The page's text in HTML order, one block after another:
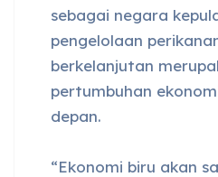
sebagai negara
pengelolaan
berkelanjutan
pertumbuhan
depan.
“Ekonomi biru akan